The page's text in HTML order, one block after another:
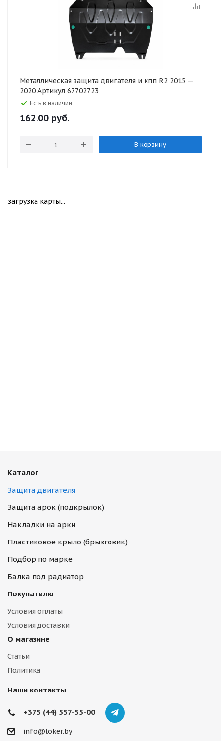
Металлическая защита двигателя и кпп R2 2015 —
2020 Артикул 67702723
Есть в наличии
162.00 руб.
В корзину
загрузка карты...
Каталог
Защита двигателя
Защита арок (подкрылок)
Накладки на арки
Пластиковое крыло (брызговик)
Подбор по марке
Балка под радиатор
Покупателю
Условия оплаты
Условия доставки
О магазине
Статьи
Политика
Наши контакты
+375 (44) 557-55-00
info@loker.by